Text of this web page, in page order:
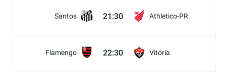
Santos 21:30 Athletico-PR
Flamengo 22:30 Vitória